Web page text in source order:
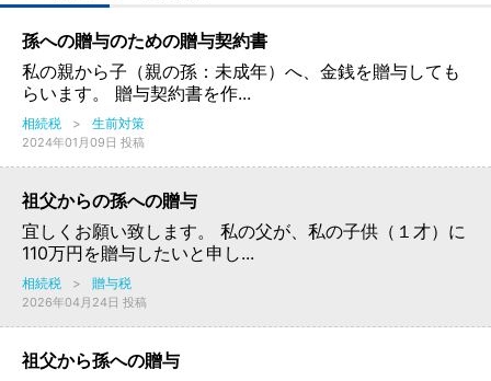
孫への贈与のための贈与契約書
私の親から子（親の孫：未成年）へ、金銭を贈与しても
らいます。 贈与契約書を作...
相続税 > 生前対策
2024年01月09日 投稿
祖父からの孫への贈与
宜しくお願い致します。 私の父が、私の子供（１才）に
110万円を贈与したいと申し...
相続税 > 贈与税
2026年04月24日 投稿
祖父から孫への贈与